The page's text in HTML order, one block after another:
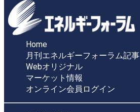
Home
月刊エネルギーフォーラム記事
Webオリジナル
マーケット情報
オンライン会員ログイン